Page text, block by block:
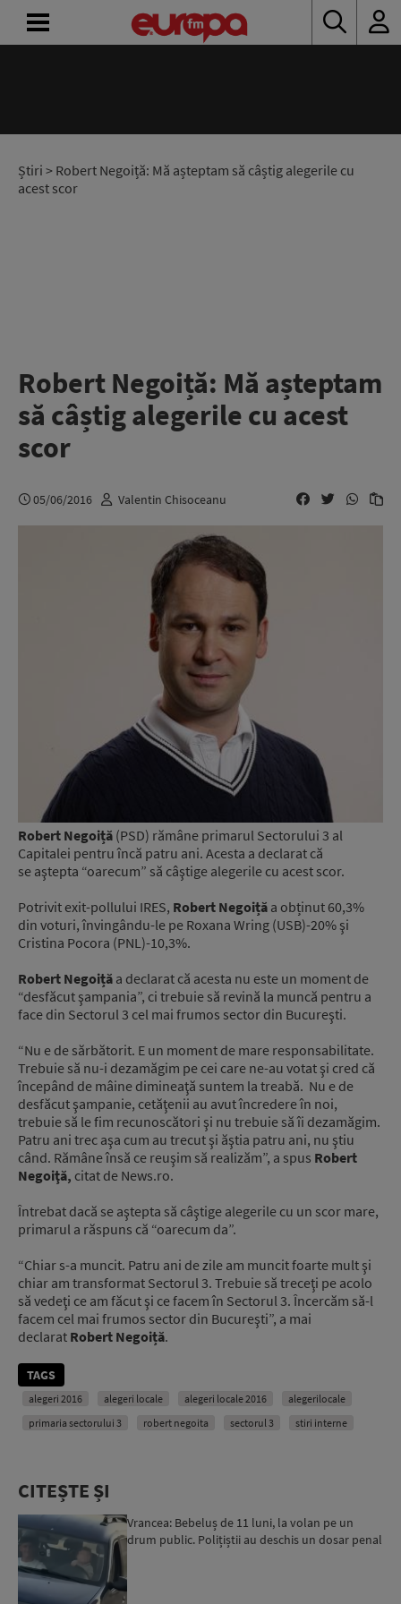
Știri > Robert Negoiță: Mă așteptam să câștig alegerile cu
acest scor
Robert Negoiță: Mă așteptam
să câștig alegerile cu acest
scor
05/06/2016 Valentin Chisoceanu
Robert Negoiță (PSD) rămâne primarul Sectorului 3 al
Capitalei pentru încă patru ani. Acesta a declarat că
se aştepta “oarecum” să câştige alegerile cu acest scor.
Potrivit exit-pollului IRES, Robert Negoiță a obținut 60,3%
din voturi, învingându-le pe Roxana Wring (USB)-20% şi
Cristina Pocora (PNL)-10,3%.
Robert Negoiță a declarat că acesta nu este un moment de
“desfăcut şampania”, ci trebuie să revină la muncă pentru a
face din Sectorul 3 cel mai frumos sector din Bucureşti.
“Nu e de sărbătorit. E un moment de mare responsabilitate.
Trebuie să nu-i dezamăgim pe cei care ne-au votat şi cred că
începând de mâine dimineaţă suntem la treabă. Nu e de
desfăcut şampanie, cetăţenii au avut încredere în noi,
trebuie să le fim recunoscători şi nu trebuie să îi dezamăgim.
Patru ani trec aşa cum au trecut şi ăştia patru ani, nu ştiu
când. Rămâne însă ce reuşim să realizăm”, a spus Robert
Negoiţă, citat de News.ro.
Întrebat dacă se aştepta să câştige alegerile cu un scor mare,
primarul a răspuns că “oarecum da”.
“Chiar s-a muncit. Patru ani de zile am muncit foarte mult şi
chiar am transformat Sectorul 3. Trebuie să treceţi pe acolo
să vedeţi ce am făcut şi ce facem în Sectorul 3. Încercăm să-l
facem cel mai frumos sector din Bucureşti”, a mai
declarat Robert Negoiță.
TAGS
alegeri 2016 alegeri locale alegeri locale 2016
alegerilocale
primaria sectorului 3
robert negoita sectorul 3 stiri interne
CITEȘTE ȘI
Vrancea: Bebeluș de 11 luni, la volan pe un
drum public. Polițiștii au deschis un dosar penal
RADIO